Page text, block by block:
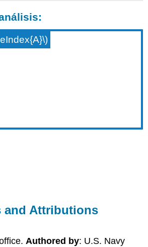
and Attributions
Authored by: U.S. Navy